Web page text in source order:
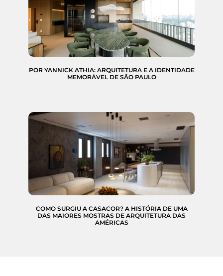
POR YANNICK ATHIA: ARQUITETURA E A IDENTIDADE
MEMORÁVEL DE SÃO PAULO
COMO SURGIU A CASACOR? A HISTÓRIA DE UMA
DAS MAIORES MOSTRAS DE ARQUITETURA DAS
AMÉRICAS